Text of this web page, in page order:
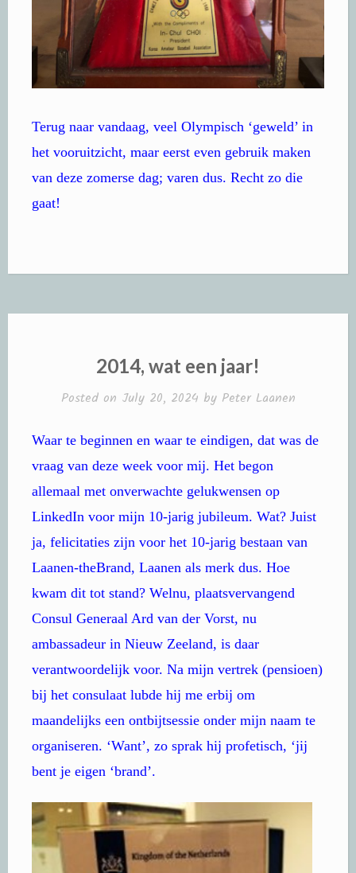
Terug naar vandaag, veel Olympisch ‘geweld’ in
het vooruitzicht, maar eerst even gebruik maken
van deze zomerse dag; varen dus. Recht zo die
gaat!
2014, wat een jaar!
Posted on July 20, 2024 by Peter Laanen
Waar te beginnen en waar te eindigen, dat was de
vraag van deze week voor mij. Het begon
allemaal met onverwachte gelukwensen op
LinkedIn voor mijn 10-jarig jubileum. Wat? Juist
ja, felicitaties zijn voor het 10-jarig bestaan van
Laanen-theBrand, Laanen als merk dus. Hoe
kwam dit tot stand? Welnu, plaatsvervangend
Consul Generaal Ard van der Vorst, nu
ambassadeur in Nieuw Zeeland, is daar
verantwoordelijk voor. Na mijn vertrek (pensioen)
bij het consulaat lubde hij me erbij om
maandelijks een ontbijtsessie onder mijn naam te
organiseren. ‘Want’, zo sprak hij profetisch, ‘jij
bent je eigen ‘brand’.